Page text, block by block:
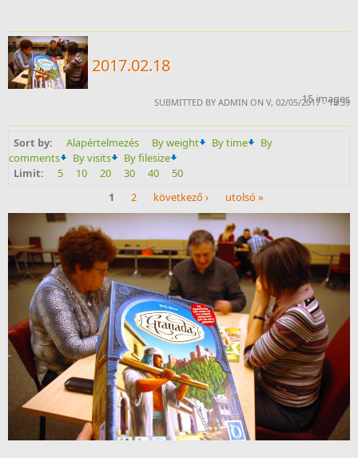
2017.02.18
15 images
SUBMITTED BY ADMIN ON V, 02/05/2017 - 18:39
Sort by: Alapértelmezés By weight By time
By
comments
By visits
By filesize
Limit:
5 10 20 30 40 50
Oldalak
1 2 következő › utolsó »